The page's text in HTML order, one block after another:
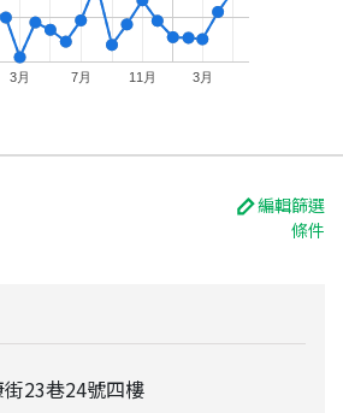
3月 7月 11月 3月
編輯篩選
條件
23巷24號四樓